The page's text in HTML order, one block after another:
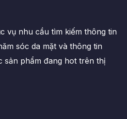
vụ nhu cầu tìm kiếm thông tin
sóc da mặt và thông tin
sản phẩm đang hot trên thị